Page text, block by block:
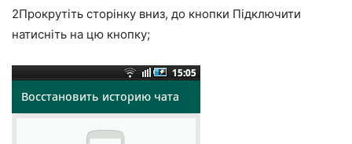
2Прокрутіть сторінку вниз, до кнопки Підключити
натисніть на цю кнопку;